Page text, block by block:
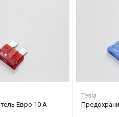
Eвро 10 А
Tesla